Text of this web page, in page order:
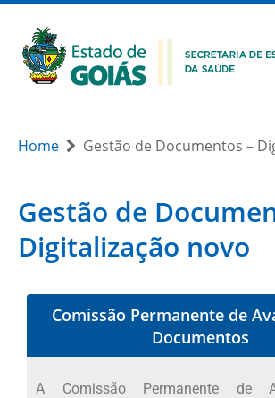
Home Gestão de Documentos –
Gestão de
Digitalização novo
Comissão Permanente de
Documentos
A Comissão Permanente de